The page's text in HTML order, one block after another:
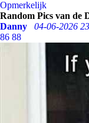
Opmerkelijk
Random Pics van de
Danny
04-06-2026
86 88